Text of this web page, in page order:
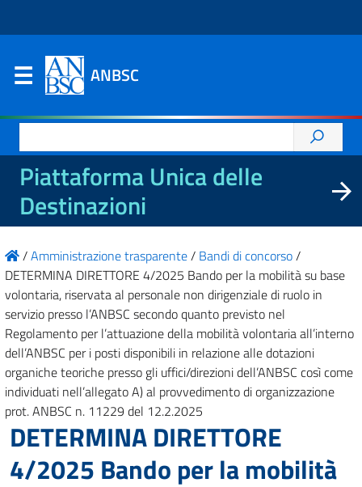
ANBSC
per:
Piattaforma Unica delle
Destinazioni
/Amministrazione trasparente/ Bandi di concorso/
DETERMINA DIRETTORE 4/2025 Bando per la mobilità su base
volontaria, riservata al personale non dirigenziale di ruolo in
servizio presso l’ANBSC secondo quanto previsto nel
Regolamento per l’attuazione della mobilità volontaria all’interno
dell’ANBSC per i posti disponibili in relazione alle dotazioni
organiche teoriche presso gli uffici/direzioni dell’ANBSC così come
individuati nell’allegato A) al provvedimento di organizzazione
prot. ANBSC n. 11229 del 12.2.2025
DETERMINA DIRETTORE
4/2025 Bando per la mobilità